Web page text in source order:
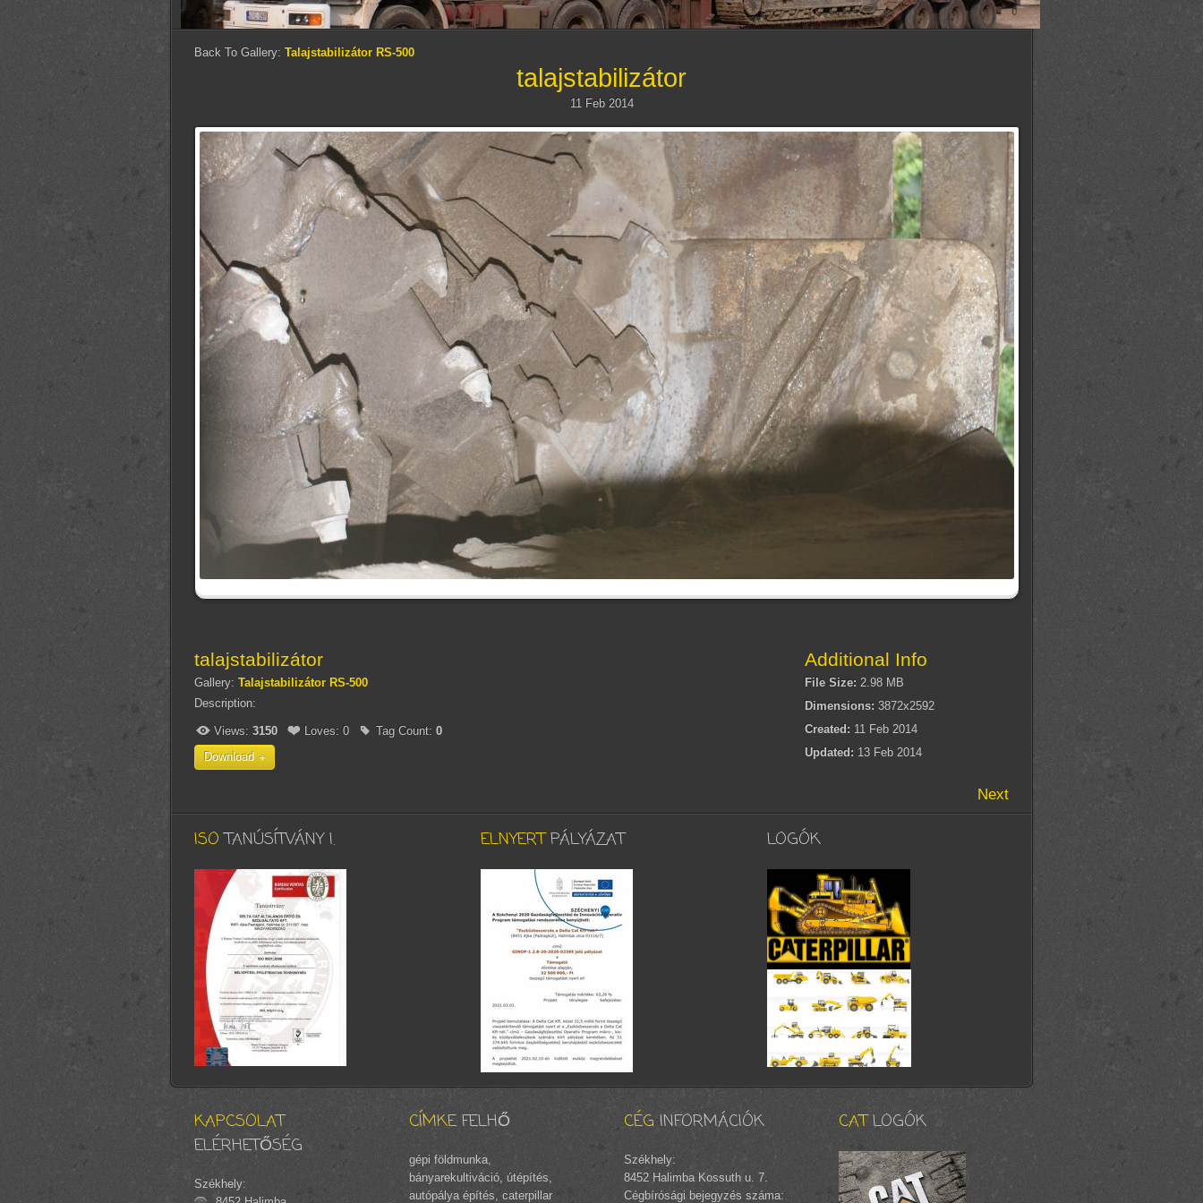
Back To Gallery: Talajstabilizátor RS-500
talajstabilizátor
11 Feb 2014
talajstabilizátor
Gallery: Talajstabilizátor RS-500
Description:
Views: 3150 Loves: 0 Tag Count: 0
Download
Additional Info
File Size: 2.98 MB
Dimensions: 3872x2592
Created: 11 Feb 2014
Updated: 13 Feb 2014
Next
ISOTANÚSÍTVÁNY I. ELNYERTPÁLYÁZAT LOGÓK
KAPCSOLAT
ELÉRHETŐSÉG
Székhely:
CÍMKEFELHŐ
gépi földmunka,
bányarekultiváció, útépítés,
autópálya építés, caterpillar
CÉG INFORMÁCIÓK
Székhely:
8452 Halimba Kossuth u. 7.
Cégbírósági bejegyzés száma:
CATLOGÓK